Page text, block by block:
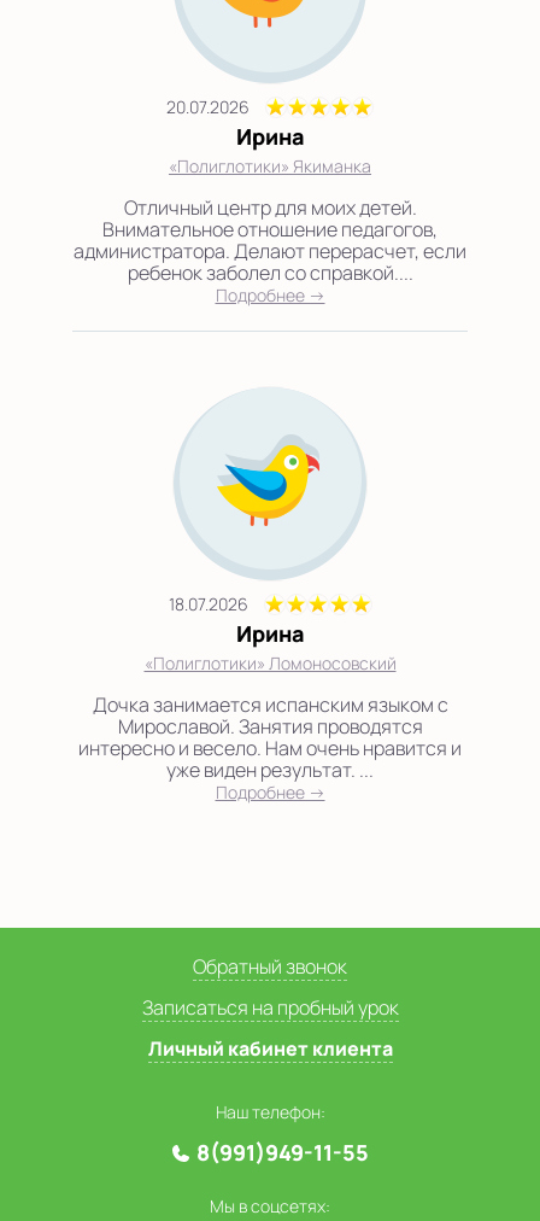
20.07.2026
Ирина
«Полиглотики» Якиманка
Отличный центр для моих детей.
Внимательное отношение педагогов,
администратора. Делают перерасчет, если
ребенок заболел со справкой....
Подробнее →
18.07.2026
Ирина
«Полиглотики» Ломоносовский
Дочка занимается испанским языком с
Мирославой. Занятия проводятся
интересно и весело. Нам очень нравится и
уже виден результат. ...
Подробнее →
Обратный звонок
Записаться на пробный урок
Личный кабинет клиента
Наш телефон:
8(991)949-11-55
Мы в соцсетях: